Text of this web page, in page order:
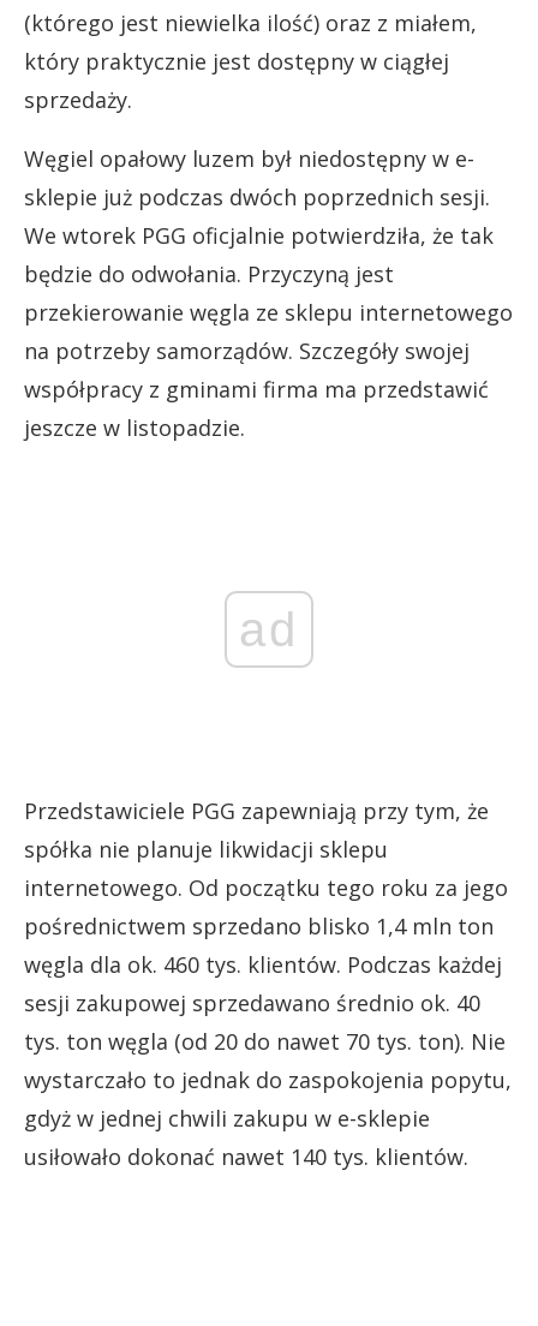
(którego jest niewielka ilość) oraz z miałem,
który praktycznie jest dostępny w ciągłej
sprzedaży.
Węgiel opałowy luzem był niedostępny w e-
sklepie już podczas dwóch poprzednich sesji.
We wtorek PGG oficjalnie potwierdziła, że tak
będzie do odwołania. Przyczyną jest
przekierowanie węgla ze sklepu internetowego
na potrzeby samorządów. Szczegóły swojej
współpracy z gminami firma ma przedstawić
jeszcze w listopadzie.
ad
Przedstawiciele PGG zapewniają przy tym, że
spółka nie planuje likwidacji sklepu
internetowego. Od początku tego roku za jego
pośrednictwem sprzedano blisko 1,4 mln ton
węgla dla ok. 460 tys. klientów. Podczas każdej
sesji zakupowej sprzedawano średnio ok. 40
tys. ton węgla (od 20 do nawet 70 tys. ton). Nie
wystarczało to jednak do zaspokojenia popytu,
gdyż w jednej chwili zakupu w e-sklepie
usiłowało dokonać nawet 140 tys. klientów.